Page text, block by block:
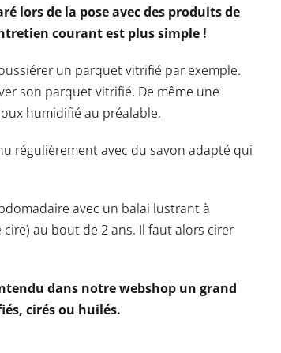
lors de la pose avec des produits de
courant est plus simple !
un parquet vitrifié par exemple.
son parquet vitrifié. De même une
humidifié au préalable.
régulièrement avec du savon adapté qui
avec un balai lustrant à
au bout de 2 ans. Il faut alors cirer
dans notre webshop un grand
cirés ou huilés.